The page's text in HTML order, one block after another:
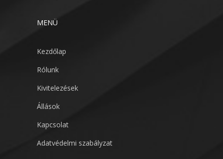
MENÜ
Kezdőlap
Rólunk
Kivitelezések
Állások
Kapcsolat
Adatvédelmi szabályzat